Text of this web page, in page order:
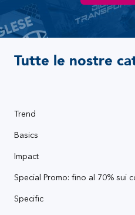
Tutte le nostre
Trend
Basics
Impact
Special Promo: fino al 70% sui
Specific